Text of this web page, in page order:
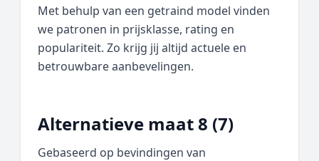
Met behulp van een getraind model vinden
we patronen in prijsklasse, rating en
populariteit. Zo krijg jij altijd actuele en
betrouwbare aanbevelingen.
Alternatieve maat 8 (7)
Gebaseerd op bevindingen van